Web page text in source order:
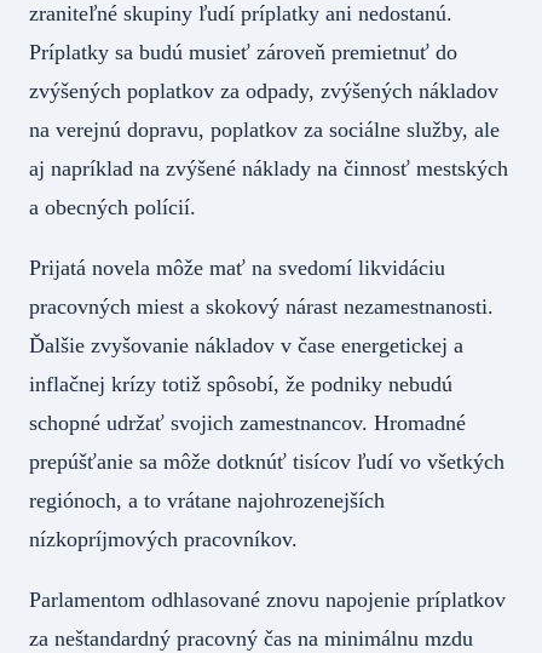
zraniteľné skupiny ľudí príplatky ani nedostanú.
Príplatky sa budú musieť zároveň premietnuť do
zvýšených poplatkov za odpady, zvýšených nákladov
na verejnú dopravu, poplatkov za sociálne služby, ale
aj napríklad na zvýšené náklady na činnosť mestských
a obecných polícií.
Prijatá novela môže mať na svedomí likvidáciu
pracovných miest a skokový nárast nezamestnanosti.
Ďalšie zvyšovanie nákladov v čase energetickej a
inflačnej krízy totiž spôsobí, že podniky nebudú
schopné udržať svojich zamestnancov. Hromadné
prepúšťanie sa môže dotknúť tisícov ľudí vo všetkých
regiónoch, a to vrátane najohrozenejších
nízkopríjmových pracovníkov.
Parlamentom odhlasované znovu napojenie príplatkov
za neštandardný pracovný čas na minimálnu mzdu